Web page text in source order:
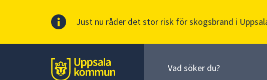
Just nu råder det stor risk för skogsbrand i
Till sidans
huvudinnehåll
innehåll